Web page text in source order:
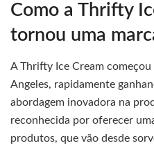
Como a Thrifty
tornou uma
A Thrifty Ice Cream começou
Angeles, rapidamente
abordagem inovadora na
reconhecida por oferecer
produtos, que vão desde